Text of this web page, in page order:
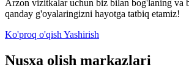
Arzon vizitkalar uchun biz bilan bog'laning va
qanday g'oyalaringizni hayotga tatbiq etamiz!
Ko'proq o'qishYashirish
Nusxa olish markazlari